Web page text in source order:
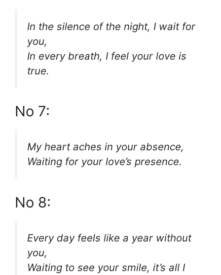
In the silence of the night, I wait for
you,
In every breath, I feel your love is
true.
No 7:
My heart aches in your absence,
Waiting for your love’s presence.
No 8:
Every day feels like a year without
you,
Waiting to see your smile, it’s all I